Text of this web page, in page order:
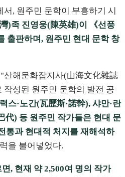
, 원주민 문학이 부흥하기 시
)족 진영웅(陳英雄)이 《선풍
출판하며, 원주민 현대 문학 창
산해문화잡지사(山海文化雜誌
성된 원주민 문학의 발전 공
스·노간(瓦歷斯·諾幹), 샤만·란
代) 등 원주민 작가들은 현대 문
통과 현대적 처지를 재해석하
을 불어넣었다.
, 현재 약 2,500여 명의 작가